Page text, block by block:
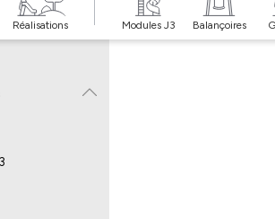
Réalisations Modules J3 Balançoires